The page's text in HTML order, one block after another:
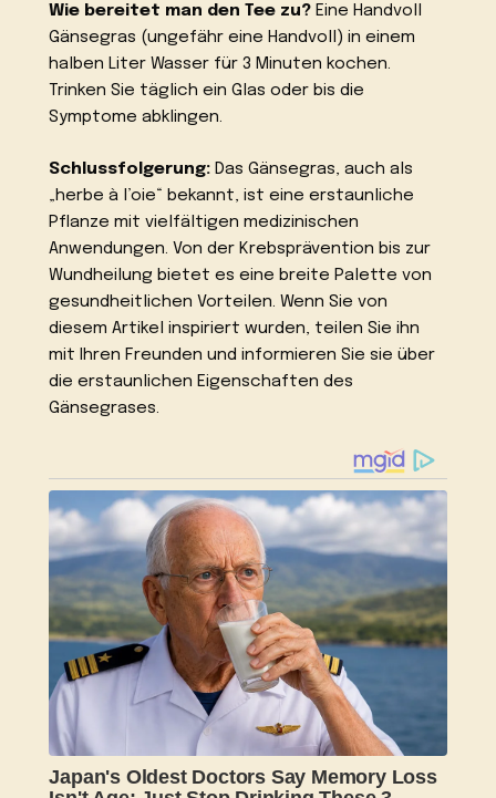
Wie bereitet man den Tee zu? Eine Handvoll
Gänsegras (ungefähr eine Handvoll) in einem
halben Liter Wasser für 3 Minuten kochen.
Trinken Sie täglich ein Glas oder bis die
Symptome abklingen.
Schlussfolgerung: Das Gänsegras, auch als
„herbe à l’oie“ bekannt, ist eine erstaunliche
Pflanze mit vielfältigen medizinischen
Anwendungen. Von der Krebsprävention bis zur
Wundheilung bietet es eine breite Palette von
gesundheitlichen Vorteilen. Wenn Sie von
diesem Artikel inspiriert wurden, teilen Sie ihn
mit Ihren Freunden und informieren Sie sie über
die erstaunlichen Eigenschaften des
Gänsegrases.